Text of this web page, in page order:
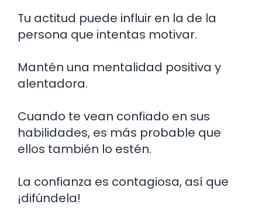
Tu actitud puede influir en la de la
persona que intentas motivar.
Mantén una mentalidad positiva y
alentadora.
Cuando te vean confiado en sus
habilidades, es más probable que
ellos también lo estén.
La confianza es contagiosa, así que
¡difúndela!